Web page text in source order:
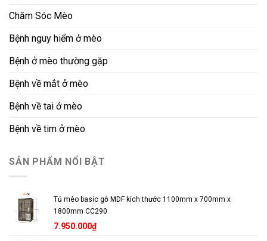
Chăm Sóc Mèo
Bệnh nguy hiểm ở mèo
Bệnh ở mèo thường gặp
Bệnh về mắt ở mèo
Bệnh về tai ở mèo
Bệnh về tim ở mèo
SẢN PHẨM NỔI BẬT
Tủ mèo basic gỗ MDF kích thước 1100mm x 700mm x
1800mm CC290
7.950.000₫